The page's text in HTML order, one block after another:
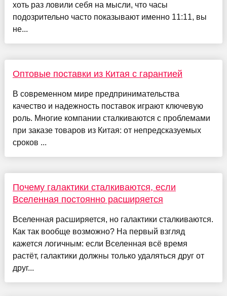
хоть раз ловили себя на мысли, что часы
подозрительно часто показывают именно 11:11, вы
не...
Оптовые поставки из Китая с гарантией
В современном мире предпринимательства
качество и надежность поставок играют ключевую
роль. Многие компании сталкиваются с проблемами
при заказе товаров из Китая: от непредсказуемых
сроков ...
Почему галактики сталкиваются, если
Вселенная постоянно расширяется
Вселенная расширяется, но галактики сталкиваются.
Как так вообще возможно? На первый взгляд
кажется логичным: если Вселенная всё время
растёт, галактики должны только удаляться друг от
друг...